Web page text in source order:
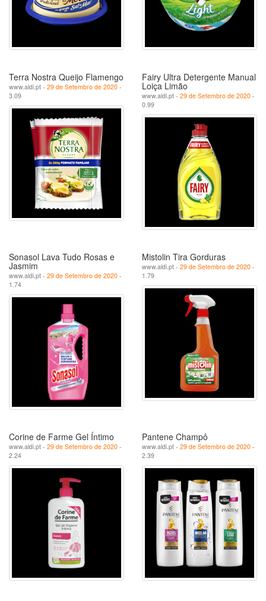
Terra Nostra Queijo Flamengo
www.aldi.pt - 29 de Setembro de 2020 -
3.09
Fairy Ultra Detergente Manual
Loiça Limão
www.aldi.pt - 29 de Setembro de 2020 -
0.99
Sonasol Lava Tudo Rosas e
Jasmim
www.aldi.pt - 29 de Setembro de 2020 -
1.74
Mistolin Tira Gorduras
www.aldi.pt - 29 de Setembro de 2020 -
1.79
Corine de Farme Gel Íntimo
www.aldi.pt - 29 de Setembro de 2020 -
2.24
Pantene Champô
www.aldi.pt - 29 de Setembro de 2020 -
2.39